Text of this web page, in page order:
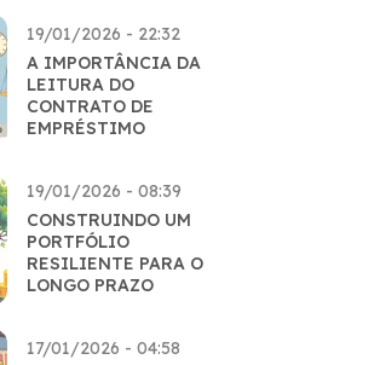
19/01/2026 - 22:32
A IMPORTÂNCIA DA
LEITURA DO
CONTRATO DE
EMPRÉSTIMO
19/01/2026 - 08:39
CONSTRUINDO UM
PORTFÓLIO
RESILIENTE PARA O
LONGO PRAZO
17/01/2026 - 04:58